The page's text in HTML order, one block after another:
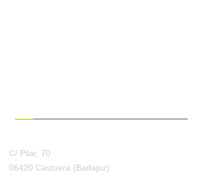
C/ Pilar, 70
06420 Castuera (Badajoz)